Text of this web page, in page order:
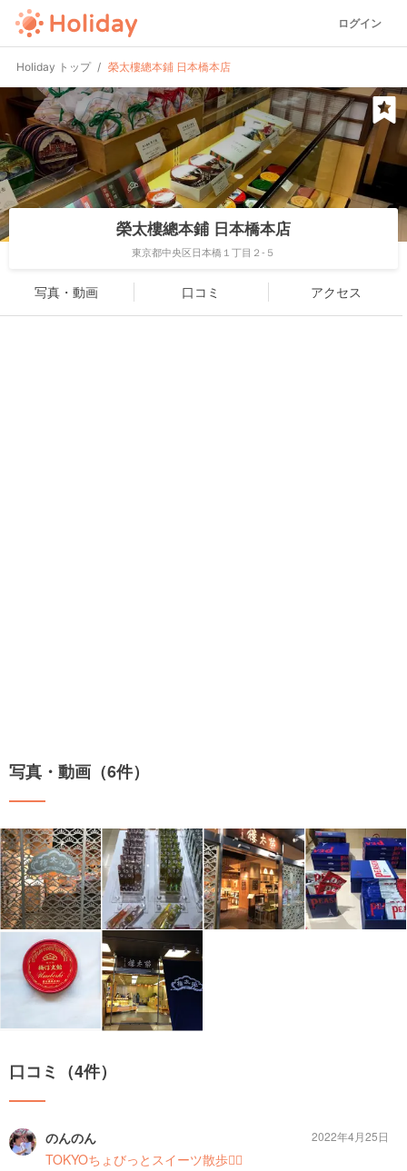
ログイン
Holiday トップ 榮太樓總本鋪 日本橋本店
榮太樓總本鋪 日本橋本店
東京都中央区日本橋１丁目２-５
写真・動画 口コミ アクセス
写真・動画（6件）
口コミ（4件）
のんのん
TOKYOちょびっとスイーツ散歩🚶‍♀️
2022年4月25日